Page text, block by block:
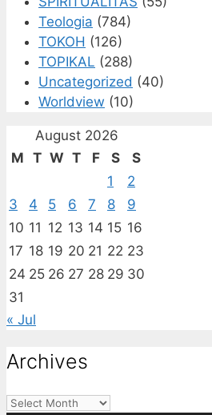
Teologia (784)
TOKOH (126)
TOPIKAL (288)
Uncategorized (40)
Worldview (10)
August 2026
M T W T F S
S
1
2
3
4 5 6 7 8
9
10 11 12 13 14 15 16
17 18 19 20 21 22 23
24 25 26 27 28 29 30
31
« Jul
Archives
Archives